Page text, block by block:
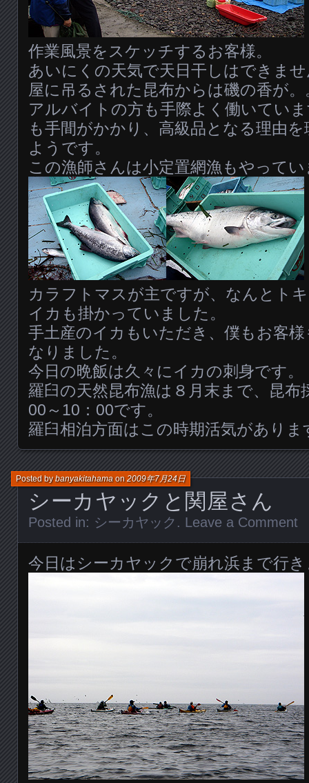
作業風景をスケッチするお客様。
あいにくの天気で天日干しはできま
屋に吊るされた昆布からは磯の香が。
アルバイトの方も手際よく働いてい
も手間がかかり、高級品となる理由
ようです。
この漁師さんは小定置網漁もやって
カラフトマスが主ですが、なんとト
イカも掛かっていました。
手土産のイカもいただき、僕もお客
なりました。
今日の晩飯は久々にイカの刺身です。
羅臼の天然昆布漁は８月末まで、昆布
00～10：00です。
羅臼相泊方面はこの時期活気がありま
シーカヤックと関屋さん
Posted bybanyakitahamaon2009年7月24日
Posted in: シーカヤック . Leave a Comment
今日はシーカヤックで崩れ浜まで行